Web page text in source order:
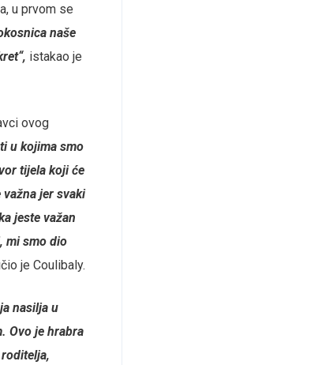
u prvom se
naše
istakao je
ovog
u kojima smo
tijela koji će
važna jer svaki
jeste važan
mi smo dio
je Coulibaly.
nasilja u
Ovo je hrabra